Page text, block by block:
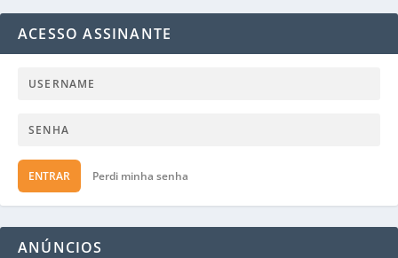
ACESSO ASSINANTE
ENTRAR Perdi minha senha
ANÚNCIOS